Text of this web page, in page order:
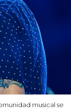
musical se